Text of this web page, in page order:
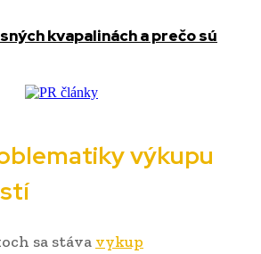
kvapalinách a prečo sú
výkupu
sa stáva vykup